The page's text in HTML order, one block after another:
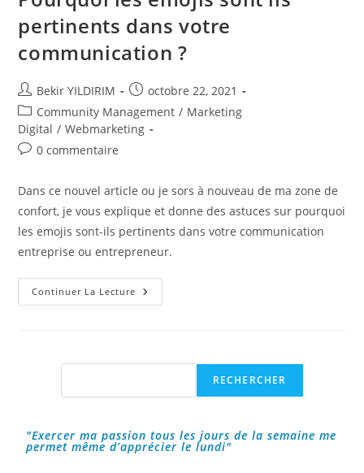
pertinents dans votre
communication ?
Auteur/autrice
de
la
publication :
Bekir YILDIRIM
Publication
publiée :
octobre 22, 2021
Post
category:
Community Management / Marketing
Digital / Webmarketing
Commentaires
publication :
0 commentaire
Dans ce nouvel article ou je sors à nouveau de ma zone de
confort, je vous explique et donne des astuces sur pourquoi
les emojis sont-ils pertinents dans votre communication
entreprise ou entrepreneur.
Continuer La Lecture Pourquoi
Les
Communication
?
RECHERCHER
"Exercer ma passion tous les jours de la semaine me
permet même d’apprécier le lundi"